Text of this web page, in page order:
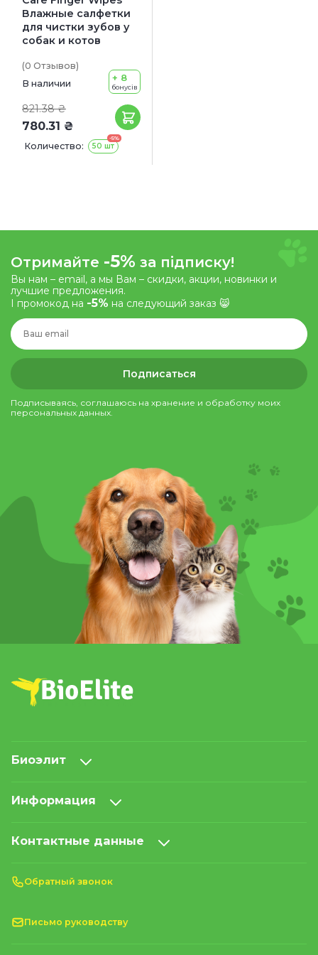
Влажные салфетки
для чистки зубов у
собак и котов
(0 Отзывов)
В наличии
821.38 ₴
780.31 ₴
+ 8
бонусів
Количество:
-5%
50 шт
Отримайте -5% за підписку!
Вы нам – email, а мы Вам – скидки, акции, новинки и
лучшие предложения.
І промокод на -5% на следующий заказ 😸
Подписаться
Подписываясь, соглашаюсь на хранение и обработку моих
персональных данных.
Биоэлит
Информация
Контактные данные
Обратный звонок
Письмо руководству